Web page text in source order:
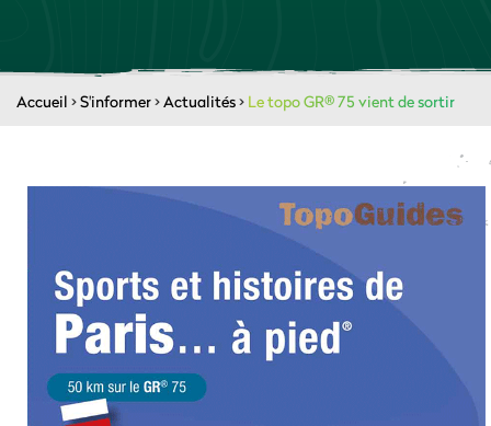
Accueil >S'informer>Actualités> Le topo GR® 75 vient de sortir